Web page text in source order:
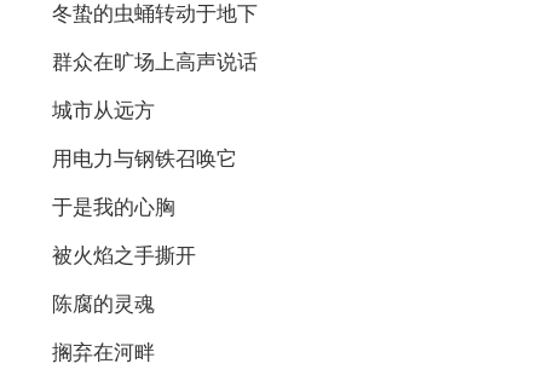
冬蛰的虫蛹转动于地下
群众在旷场上高声说话
城市从远方
用电力与钢铁召唤它
于是我的心胸
被火焰之手撕开
陈腐的灵魂
搁弃在河畔